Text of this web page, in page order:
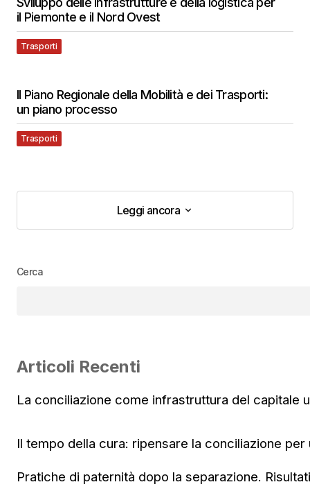
il Piemonte e il Nord Ovest
Trasporti
Il Piano Regionale della Mobilità e dei Trasporti:
un piano processo
Trasporti
Leggi ancora
Leggi ancora
Cerca
Articoli Recenti
La conciliazione come infrastruttura del capitale
Il tempo della cura: ripensare la conciliazione per
Pratiche di paternità dopo la separazione.